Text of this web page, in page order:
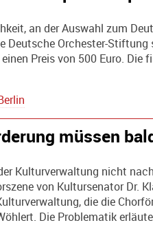
an der Auswahl zum
Deutsche Orchester-
Preis von 500 Euro.
müssen
Kulturverwaltung nicht
von Kultursenator
die die
Die Problematik